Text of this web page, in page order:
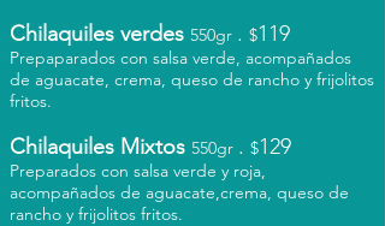
Chilaquiles verdes 550gr . $119
Prepaparados con salsa verde, acompañados
de aguacate, crema, queso de rancho y frijolitos
fritos.
Chilaquiles Mixtos 550gr . $129
Preparados con salsa verde y roja,
acompañados de aguacate,crema, queso de
rancho y frijolitos fritos.